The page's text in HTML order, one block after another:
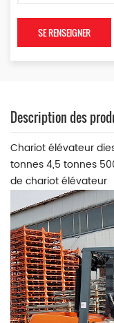
SE RENSEIGNER
Description des
Chariot élévateur
tonnes 4,5 tonnes
de chariot élévateur